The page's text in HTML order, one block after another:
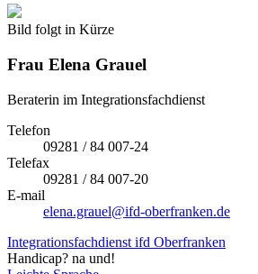
Bild folgt in Kürze
Frau Elena Grauel
Beraterin im Integrationsfachdienst
Telefon
09281 / 84 007-24
Telefax
09281 / 84 007-20
E-mail
elena.grauel@ifd-oberfranken.de
Integrationsfachdienst ifd Oberfranken
Handicap? na und!